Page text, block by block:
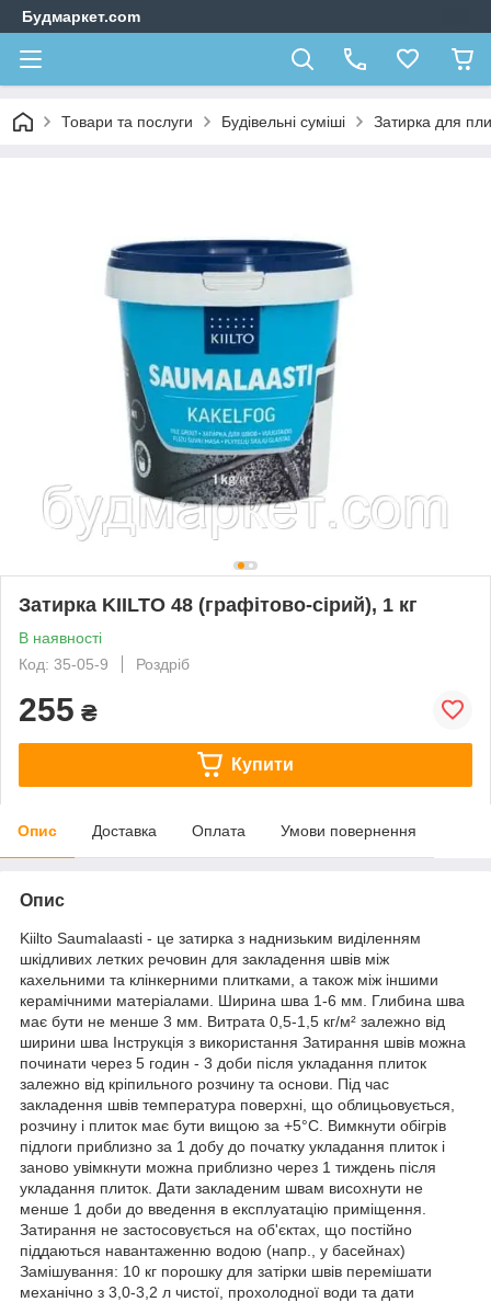
Будмаркет.com
Товари та послуги Будівельні суміші Затирка для
Затирка KIILTO 48 (графітово-сірий), 1 кг
В наявності
Код: 35-05-9
Роздріб
255 ₴
Купити
Опис Доставка Оплата Умови повернення
Опис
Kiilto Saumalaasti - це затирка з наднизьким виділенням
шкідливих летких речовин для закладення швів між
кахельними та клінкерними плитками, а також між іншими
керамічними матеріалами. Ширина шва 1-6 мм. Глибина шва
має бути не менше 3 мм. Витрата 0,5-1,5 кг/м² залежно від
ширини шва Інструкція з використання Затирання швів можна
починати через 5 годин - 3 доби після укладання плиток
залежно від кріпильного розчину та основи. Під час
закладення швів температура поверхні, що облицьовується,
розчину і плиток має бути вищою за +5°С. Вимкнути обігрів
підлоги приблизно за 1 добу до початку укладання плиток і
заново увімкнути можна приблизно через 1 тиждень після
укладання плиток. Дати закладеним швам висохнути не
менше 1 доби до введення в експлуатацію приміщення.
Затирання не застосовується на об'єктах, що постійно
піддаються навантаженню водою (напр., у басейнах)
Замішування: 10 кг порошку для затірки швів перемішати
механічно з 3,0-3,2 л чистої, прохолодної води та дати